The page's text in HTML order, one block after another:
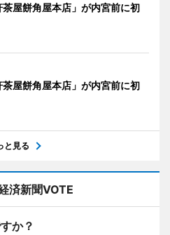
屋餅角屋本店」が内宮前に初
屋餅角屋本店」が内宮前に初
と見る
済新聞VOTE
か？